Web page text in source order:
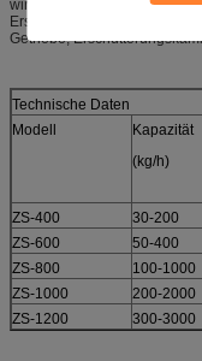
wird verwendet, um die
Getriebe,
Technische Daten
Modell
Kapazität
(kg/h)
ZS-400 30-200
ZS-600
50-400
ZS-800
100-1000
ZS-1000
200-2000
ZS-1200
300-3000